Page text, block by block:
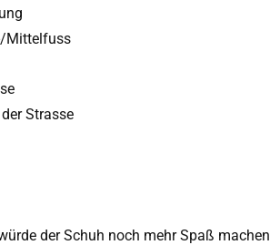
Mittelfuss
Strasse
der Schuh noch mehr Spaß machen